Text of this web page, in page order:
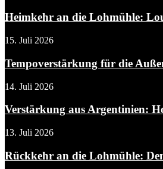
Heimkehr an die Lohmühle:
15. Juli 2026
Tempoverstärkung für die
14. Juli 2026
Verstärkung aus Argentinien:
13. Juli 2026
Rückkehr an die Lohmühle: